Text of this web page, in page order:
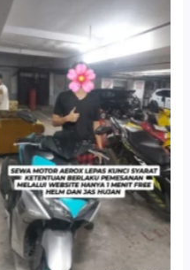
Cityplaza Jatinegara
Gedung Parkir P6A